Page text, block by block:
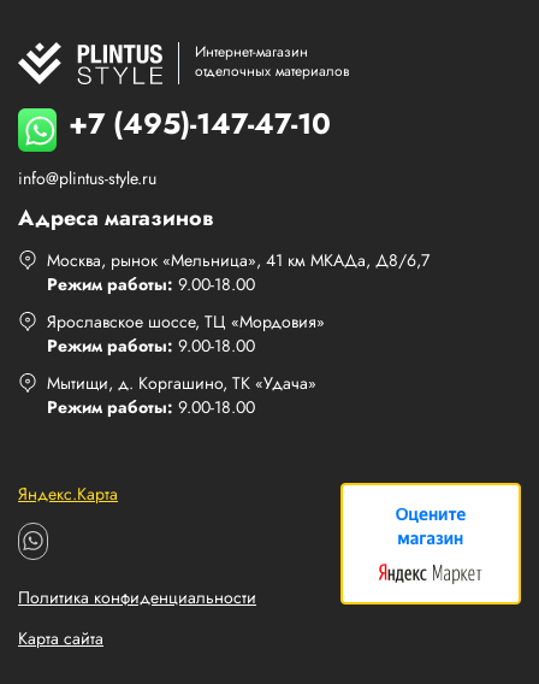
Интернет-магазин
отделочных материалов
+7 (495)-147-47-10
info@plintus-style.ru
Адреса магазинов
Москва, рынок «Мельница», 41 км МКАДа, Д8/6,7
Режим работы: 9.00-18.00
Ярославское шоссе, ТЦ «Мордовия»
Режим работы: 9.00-18.00
Мытищи, д. Коргашино, ТК «Удача»
Режим работы: 9.00-18.00
Яндекс.Карта
Политика конфиденциальности
Карта сайта